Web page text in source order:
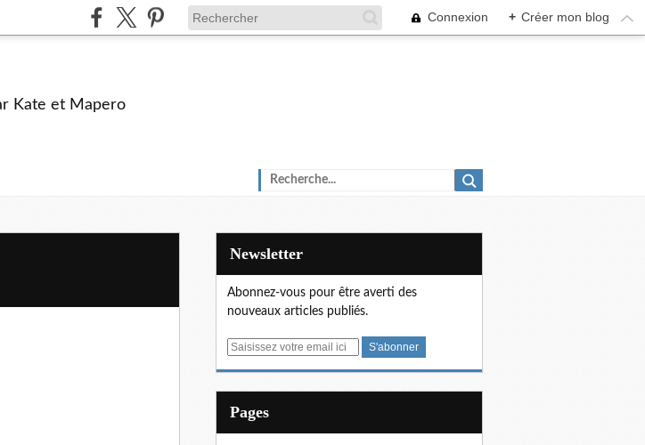
Connexion + Créer mon blog
Kate et Mapero
Newsletter
Abonnez-vous pour être averti des
nouveaux articles publiés.
E
Pages